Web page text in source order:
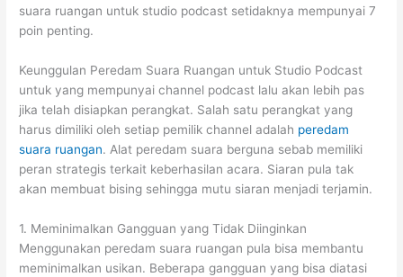
suara ruangan untuk studio podcast setidaknya mempunyai 7
poin penting.
Keunggulan Peredam Suara Ruangan untuk Studio Podcast
untuk yang mempunyai channel podcast lalu akan lebih pas
jika telah disiapkan perangkat. Salah satu perangkat yang
harus dimiliki oleh setiap pemilik channel adalah peredam
suara ruangan. Alat peredam suara berguna sebab memiliki
peran strategis terkait keberhasilan acara. Siaran pula tak
akan membuat bising sehingga mutu siaran menjadi terjamin.
1. Meminimalkan Gangguan yang Tidak Diinginkan
Menggunakan peredam suara ruangan pula bisa membantu
meminimalkan usikan. Beberapa gangguan yang bisa diatasi